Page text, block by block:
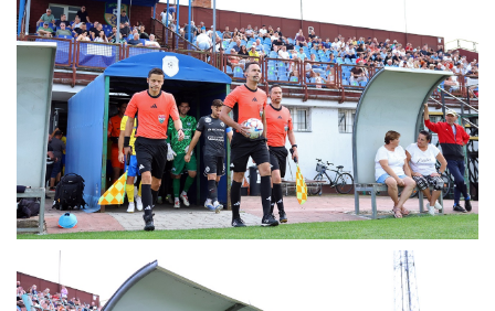
KLUB
GALÉRIA
SZURKOLÓI ÉLMÉNYEK
AKKREDITÁCIÓ